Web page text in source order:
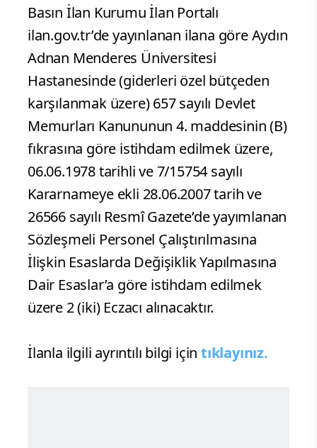
Basın İlan Kurumu İlan Portalı
ilan.gov.tr’de yayınlanan ilana göre Aydın
Adnan Menderes Üniversitesi
Hastanesinde (giderleri özel bütçeden
karşılanmak üzere) 657 sayılı Devlet
Memurları Kanununun 4. maddesinin (B)
fıkrasına göre istihdam edilmek üzere,
06.06.1978 tarihli ve 7/15754 sayılı
Kararnameye ekli 28.06.2007 tarih ve
26566 sayılı Resmî Gazete’de yayımlanan
Sözleşmeli Personel Çalıştırılmasına
İlişkin Esaslarda Değişiklik Yapılmasına
Dair Esaslar’a göre istihdam edilmek
üzere 2 (iki) Eczacı alınacaktır.
İlanla ilgili ayrıntılı bilgi için tıklayınız.